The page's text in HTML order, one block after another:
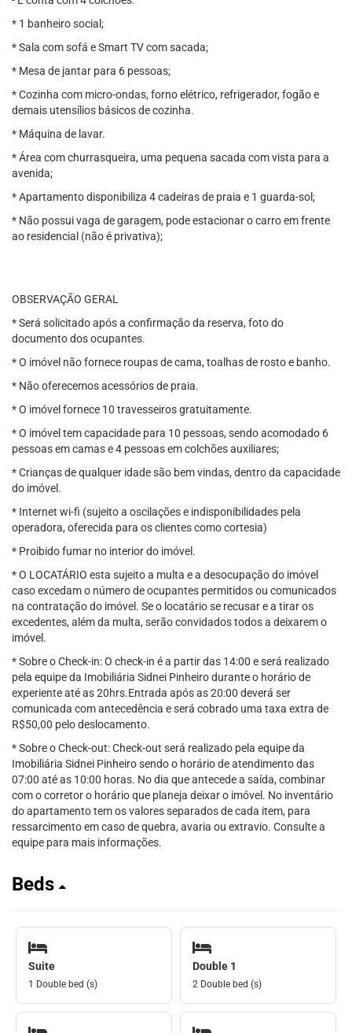
* 1 banheiro social;
* Sala com sofá e Smart TV com sacada;
* Mesa de jantar para 6 pessoas;
* Cozinha com micro-ondas, forno elétrico, refrigerador, fogão e
demais utensílios básicos de cozinha.
* Máquina de lavar.
* Área com churrasqueira, uma pequena sacada com vista para a
avenida;
* Apartamento disponibiliza 4 cadeiras de praia e 1 guarda-sol;
* Não possui vaga de garagem, pode estacionar o carro em frente
ao residencial (não é privativa);
OBSERVAÇÃO GERAL
* Será solicitado após a confirmação da reserva, foto do
documento dos ocupantes.
* O imóvel não fornece roupas de cama, toalhas de rosto e banho.
* Não oferecemos acessórios de praia.
* O imóvel fornece 10 travesseiros gratuitamente.
* O imóvel tem capacidade para 10 pessoas, sendo acomodado 6
pessoas em camas e 4 pessoas em colchões auxiliares;
* Crianças de qualquer idade são bem vindas, dentro da capacidade
do imóvel.
* Internet wi-fi (sujeito a oscilações e indisponibilidades pela
operadora, oferecida para os clientes como cortesia)
* Proibido fumar no interior do imóvel.
* O LOCATÁRIO esta sujeito a multa e a desocupação do imóvel
caso excedam o número de ocupantes permitidos ou comunicados
na contratação do imóvel. Se o locatário se recusar e a tirar os
excedentes, além da multa, serão convidados todos a deixarem o
imóvel.
* Sobre o Check-in: O check-in é a partir das 14:00 e será realizado
pela equipe da Imobiliária Sidnei Pinheiro durante o horário de
experiente até as 20hrs.Entrada após as 20:00 deverá ser
comunicada com antecedência e será cobrado uma taxa extra de
R$50,00 pelo deslocamento.
* Sobre o Check-out: Check-out será realizado pela equipe da
Imobiliária Sidnei Pinheiro sendo o horário de atendimento das
07:00 até as 10:00 horas. No dia que antecede a saída, combinar
com o corretor o horário que planeja deixar o imóvel. No inventário
do apartamento tem os valores separados de cada item, para
ressarcimento em caso de quebra, avaria ou extravio. Consulte a
equipe para mais informações.
Beds
Suite
1 Double bed (s)
Double 1
2 Double bed (s)